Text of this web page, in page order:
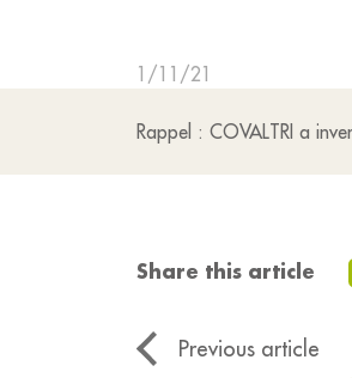
1/11/21
Rappel : COVALTRI a
Share this article
Previous article